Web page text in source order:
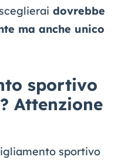
dovrebbe
ma anche unico
sportivo
Attenzione
sportivo